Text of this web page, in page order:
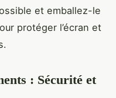
et emballez-le
protéger l’écran et
: Sécurité et